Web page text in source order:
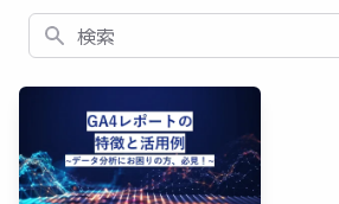
検索